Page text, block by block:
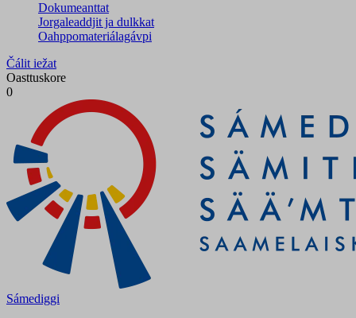
Dokumeanttat
Jorgaleaddjit ja dulkkat
Oahppomateriálagávpi
Čálit iežat
Oasttuskore
0
Sámediggi